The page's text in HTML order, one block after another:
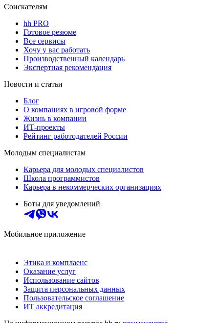
Соискателям
hh PRO
Готовое резюме
Все сервисы
Хочу у вас работать
Производственный календарь
Экспертная рекомендация
Новости и статьи
Блог
О компаниях в игровой форме
Жизнь в компании
ИТ-проекты
Рейтинг работодателей России
Молодым специалистам
Карьера для молодых специалистов
Школа программистов
Карьера в некоммерческих организациях
Боты для уведомлений
Мобильное приложение
Этика и комплаенс
Оказание услуг
Использование сайтов
Защита персональных данных
Пользовательское соглашение
ИТ аккредитация